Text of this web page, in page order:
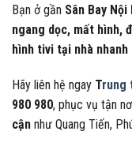
Bạn ở gần Sân Bay
ngang dọc, mất hình,
hình tivi tại nhà
Hãy liên hệ ngay Trung
980 980, phục vụ tận
cận như Quang Tiến,